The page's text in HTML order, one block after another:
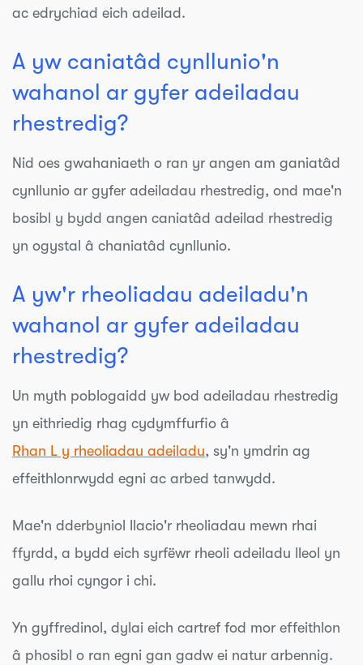
ac edrychiad eich adeilad.
A yw caniatâd cynllunio'n
wahanol ar gyfer adeiladau
rhestredig?
Nid oes gwahaniaeth o ran yr angen am ganiatâd
cynllunio ar gyfer adeiladau rhestredig, ond mae'n
bosibl y bydd angen caniatâd adeilad rhestredig
yn ogystal â chaniatâd cynllunio.
A yw'r rheoliadau adeiladu'n
wahanol ar gyfer adeiladau
rhestredig?
Un myth poblogaidd yw bod adeiladau rhestredig
yn eithriedig rhag cydymffurfio â
Rhan L y rheoliadau adeiladu, sy'n ymdrin ag
effeithlonrwydd egni ac arbed tanwydd.
Mae'n dderbyniol llacio'r rheoliadau mewn rhai
ffyrdd, a bydd eich syrfëwr rheoli adeiladu lleol yn
gallu rhoi cyngor i chi.
Yn gyffredinol, dylai eich cartref fod mor effeithlon
â phosibl o ran egni gan gadw ei natur arbennig.